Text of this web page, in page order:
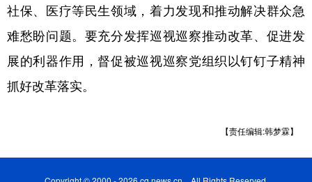
社保、医疗等民生领域，着力发现和推动解决群众急
难愁盼问题。要充分发挥巡视巡察推动改革、促进发
展的利器作用，督促被巡视巡察党组织以钉钉子精神
抓好改革落实。
【责任编辑:韩梦霖】